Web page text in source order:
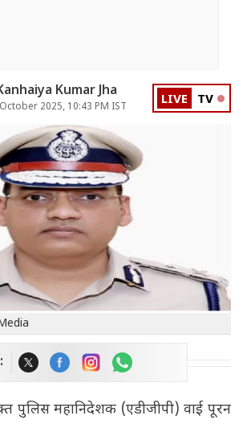
Kumar Jha
2025, 10:43 PM IST LIVE TV
पुलिस महानिदेशक (एडीजीपी) वाई पूरन